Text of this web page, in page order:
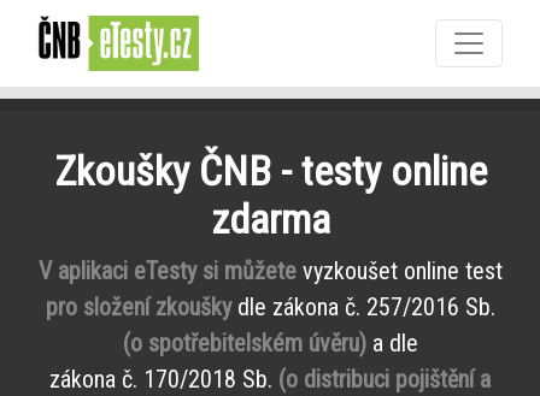
Zkoušky ČNB - testy online
zdarma
V aplikaci eTesty si můžetevyzkoušet online test
pro složení zkoušky dle zákona č. 257/2016 Sb.
(o spotřebitelském úvěru)a dle
zákona č. 170/2018 Sb. (o distribuci pojištění a